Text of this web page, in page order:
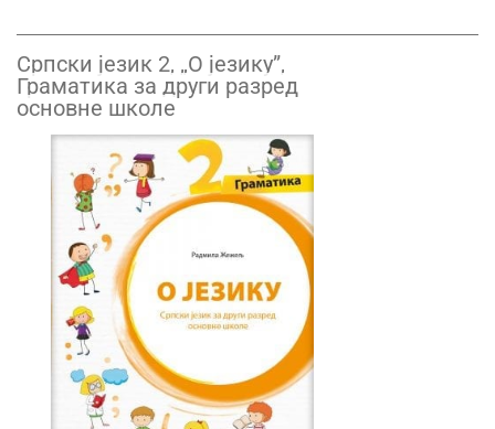
Српски језик 2, „О језику”,
Граматика за други разред
основне школе